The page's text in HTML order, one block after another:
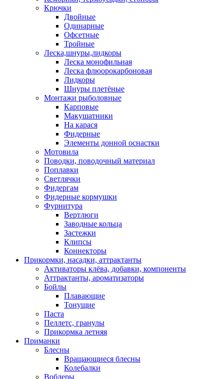
Крючки
Двойные
Одинарные
Офсетные
Тройные
Леска,шнуры,лидкоры
Леска монофильная
Леска флюорокарбоновая
Лидкоры
Шнуры плетёные
Монтажи рыболовные
Карповые
Макушатники
На карася
Фидерные
Элементы донной оснастки
Мотовила
Поводки, поводочный материал
Поплавки
Светлячки
Фидергам
Фидерные кормушки
Фурнитура
Вертлюги
Заводные кольца
Застежки
Клипсы
Коннекторы
Прикормки, насадки, аттрактанты
Активаторы клёва, добавки, компоненты
Аттрактанты, ароматизаторы
Бойлы
Плавающие
Тонущие
Паста
Пеллетс, гранулы
Прикормка летняя
Приманки
Блесны
Вращающиеся блесны
Колебалки
Воблеры